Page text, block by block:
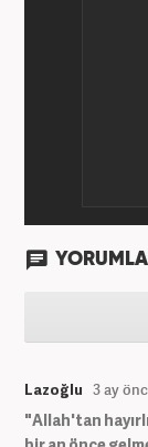
Lazoğlu 3 ay
"Allah'tan